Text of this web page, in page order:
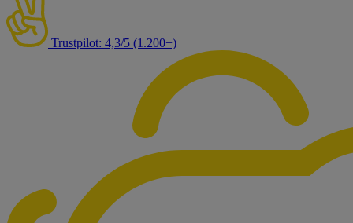
Trustpilot: 4,3/5 (1.200+)